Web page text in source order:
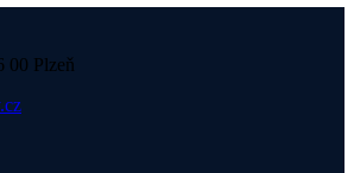
00 Plzeň